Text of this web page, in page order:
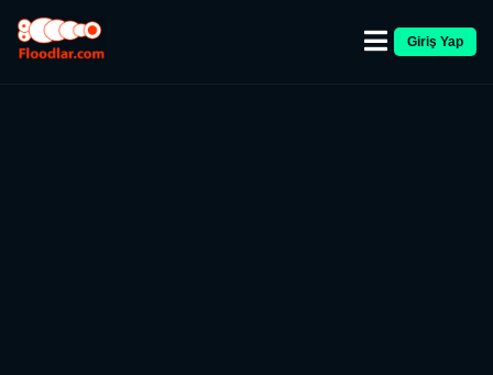
Giriş Yap